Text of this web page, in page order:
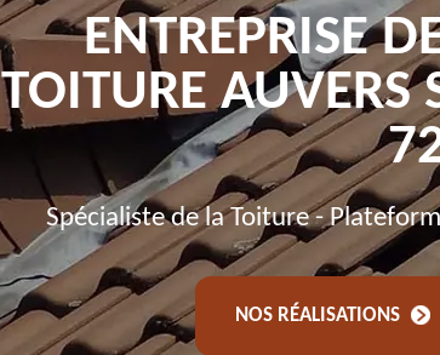
ENTREPRISE
TOITURE AUVERS
Spécialiste de la Toiture -
NOS RÉALISATIONS